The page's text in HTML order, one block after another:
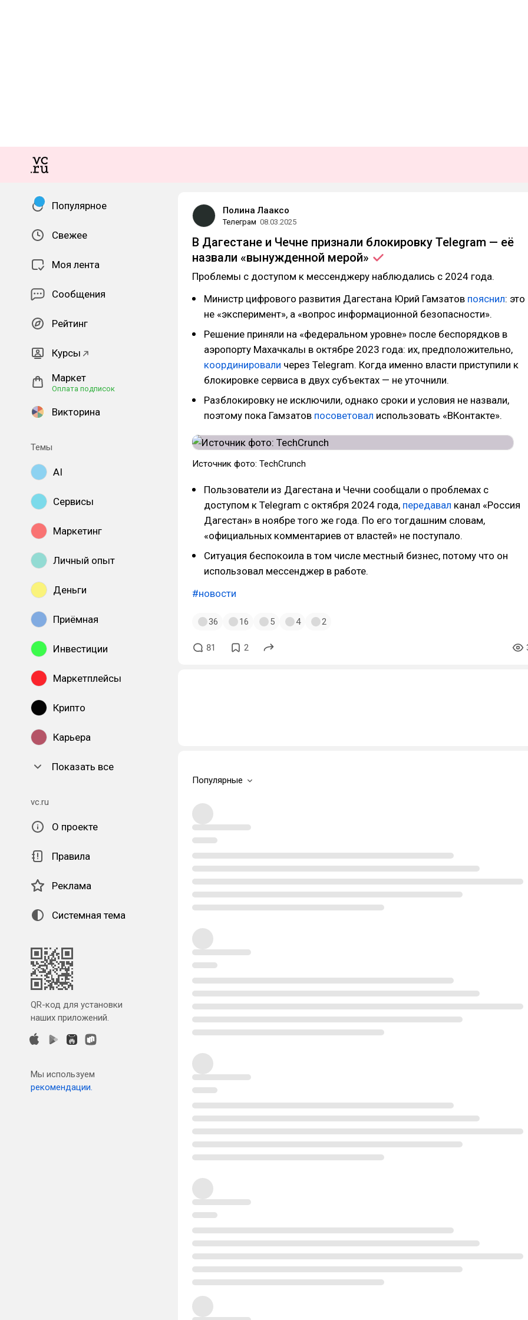
Популярное
Свежее
Моя лента
Сообщения
Рейтинг
Курсы
Маркет
Оплата подписок
Викторина
Темы
AI
Сервисы
Маркетинг
Личный опыт
Деньги
Приёмная
Инвестиции
Маркетплейсы
Крипто
Карьера
Показать все
vc.ru
О проекте
Правила
Реклама
Системная тема
QR-код для установки
наших приложений.
Мы используем
рекомендации.
Полина Лааксо
Телеграм 08.03.2025
В Дагестане и Чечне признали блокировку Telegram — её
назвали «вынужденной мерой»
Проблемы с доступом к мессенджеру наблюдались с 2024 года.
Министр цифрового развития Дагестана Юрий Гамзатов пояснил: это
не «эксперимент», а «вопрос информационной безопасности».
Решение приняли на «федеральном уровне» после беспорядков в
аэропорту Махачкалы в октябре 2023 года: их, предположительно,
координировали через Telegram. Когда именно власти приступили к
блокировке сервиса в двух субъектах — не уточнили.
Разблокировку не исключили, однако сроки и условия не назвали,
поэтому пока Гамзатов посоветовал использовать «ВКонтакте».
Источник фото: TechCrunch
Пользователи из Дагестана и Чечни сообщали о проблемах с
доступом к Telegram с октября 2024 года, передавал канал «Россия
Дагестан» в ноябре того же года. По его тогдашним словам,
«официальных комментариев от властей» не поступало.
Ситуация беспокоила в том числе местный бизнес, потому что он
использовал мессенджер в работе.
#новости
36 16 5 4 2
81 2
Популярные